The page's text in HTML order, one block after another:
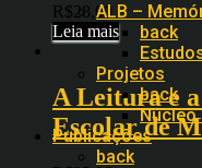
ALB –
back
Projetos
back
Núcleo
Publicações
back
R$28,00
Leia mais
A Leitura e
Escolar de